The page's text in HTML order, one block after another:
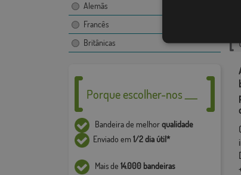
Alemãs
Francês
Britânicas
Porque escolher-nos ___
Bandeira de melhorqualidade
Enviado em1/2 dia útil*
Mais de 14.000 bandeiras